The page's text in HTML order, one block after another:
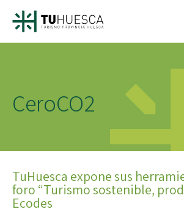
CeroCO2
TuHuesca expone sus
foro “Turismo sostenible,
Ecodes